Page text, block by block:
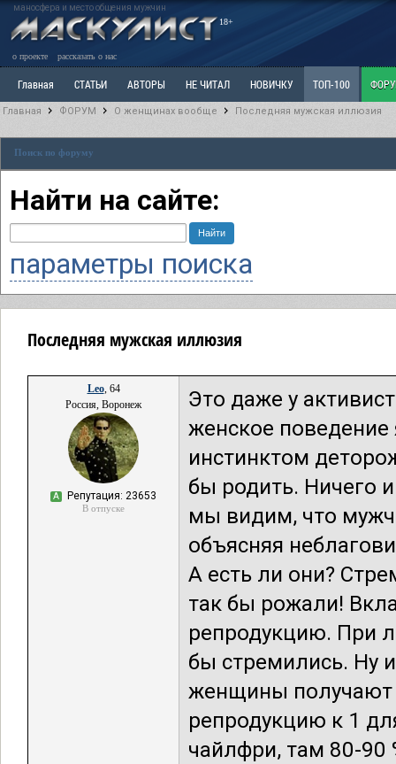
маносфера и место общения мужчин
18+
о проекте рассказать о нас
Главная СТАТЬИ АВТОРЫ НЕ ЧИТАЛ НОВИЧКУ ТОП-100
Ветка: Расстаюсь или Развожусь. САНЧАС Ветка: Наболевшее. Выскажись!
РАЗДЕЛ: Разное
Главная ФОРУМ О женщинах вообще Последняя мужская иллюзия
Поиск по форуму
Найти на сайте:
параметры поиска
Последняя мужская иллюзия
Leo, 64
Россия, Воронеж
А Репутация: 23653
В отпуске
Это даже у
женское
инстинктом
бы родить. Ничего
мы видим, что
объясняя
А есть ли они?
так бы рожали!
репродукцию. При
бы стремились. Ну
женщины получают
репродукцию к 1
чайлфри, там 80-